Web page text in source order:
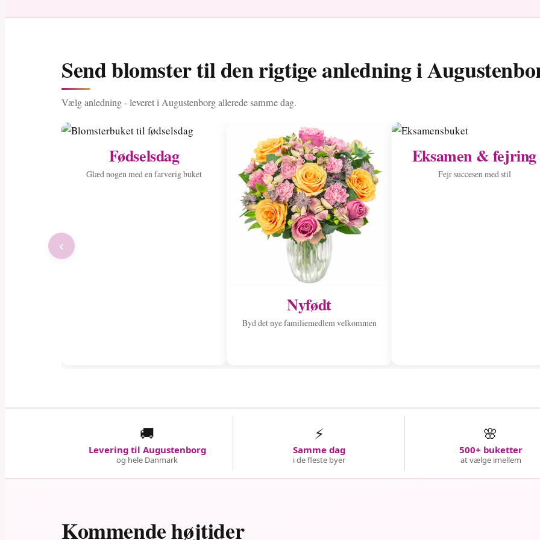
Send blomster til den rigtige anledning i
Vælg anledning - leveret i Augustenborg allerede samme dag.
Fødselsdag
Glæd nogen med en farverig buket
Nyfødt
Byd det nye familiemedlem velkommen
Eksamen & fejring
Fejr succesen med stil
‹
🚚
Levering til Augustenborg
og hele Danmark
⚡
Samme dag
i de fleste byer
🌸
500+ buketter
at vælge imellem
Kommende højtider